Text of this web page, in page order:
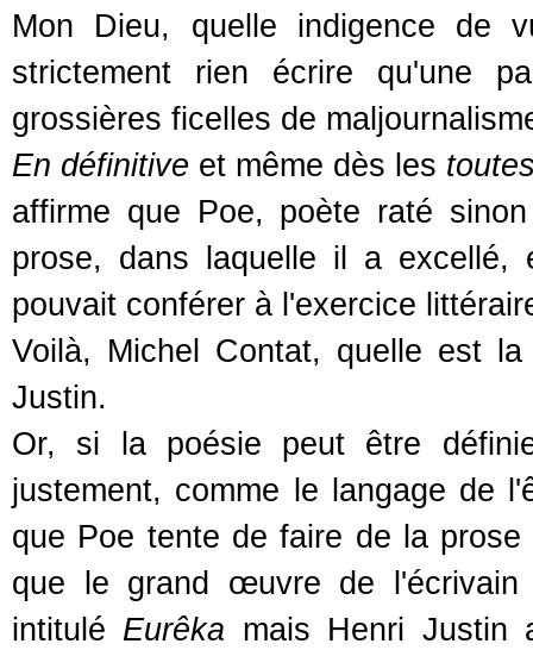
Mon Dieu, quelle indigence de
strictement rien écrire qu'une
grossières ficelles de
En définitive et même dès les
affirme que Poe, poète raté
prose, dans laquelle il a
pouvait conférer à l'exercice
Voilà, Michel Contat, quelle est
Justin.
Or, si la poésie peut être
justement, comme le langage de
que Poe tente de faire de la
que le grand œuvre de l'écrivain
intitulé Eurêka mais Henri Justin